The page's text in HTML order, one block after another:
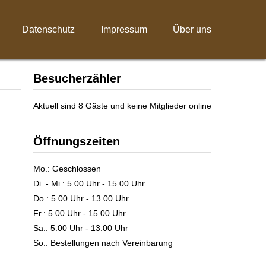
Datenschutz Impressum Über uns
Besucherzähler
Aktuell sind 8 Gäste und keine Mitglieder online
Öffnungszeiten
Mo.: Geschlossen
Di. - Mi.: 5.00 Uhr - 15.00 Uhr
Do.: 5.00 Uhr - 13.00 Uhr
Fr.: 5.00 Uhr - 15.00 Uhr
Sa.: 5.00 Uhr - 13.00 Uhr
So.: Bestellungen nach Vereinbarung